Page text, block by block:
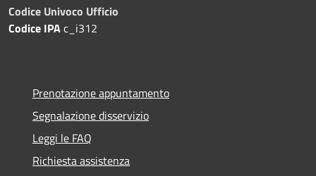
Codice Univoco Ufficio
Codice IPAc_i312
Prenotazione appuntamento
Segnalazione disservizio
Leggi le FAQ
Richiesta assistenza